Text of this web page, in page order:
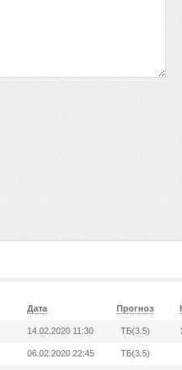
Дата Прогноз
14.02.2020 11:30 ТБ(3.5)
06.02.2020 22:45 ТБ(3.5)